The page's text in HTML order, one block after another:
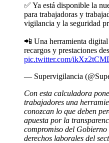
✅ Ya está disponible la
para trabajadoras y
vigilancia y la seguridad
📲 Una herramienta
recargos y prestaciones
pic.twitter.com/
— Supervigilancia
Con esta calculadora
trabajadores una
conozcan lo que deben
apuesta por la
compromiso del
derechos laborales del